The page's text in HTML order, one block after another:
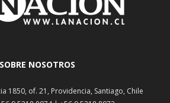
SOBRE NOSOTROS
1850, of. 21, Providencia, Santiago, Chile